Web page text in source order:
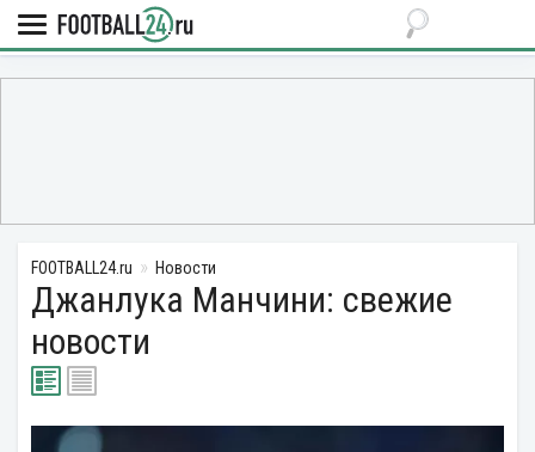
FOOTBALL24.ru Новости
Джанлука Манчини: свежие
новости